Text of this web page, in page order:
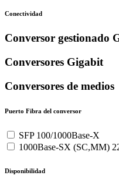
Conectividad
Conversor gestionado
Conversores Gigabit
Conversores de medios
Puerto Fibra del conversor
SFP 100/1000Base-X
1000Base-SX (SC,MM)
Disponibilidad